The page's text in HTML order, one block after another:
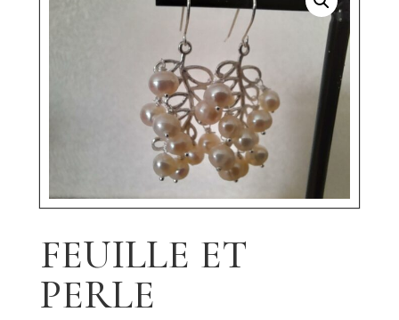
FEUILLE ET
PERLE